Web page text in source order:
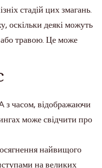
стадій цих змагань.
оскільки деякі можуть
або травою. Це може
з часом, відображаючи
може свідчити про
найвищого
на великих